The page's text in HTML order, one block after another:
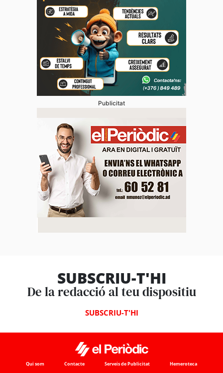
Publicitat
SUBSCRIU-T'HI
De la redacció al teu dispositiu
SUBSCRIU-T'HI
Qui som Contacte Serveis de Publicitat Hemeroteca